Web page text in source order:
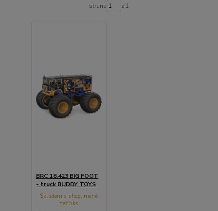
strana z 1
BRC 18.423 BIG FOOT
- truck BUDDY TOYS
Skladem e-shop, méně
než 5ks